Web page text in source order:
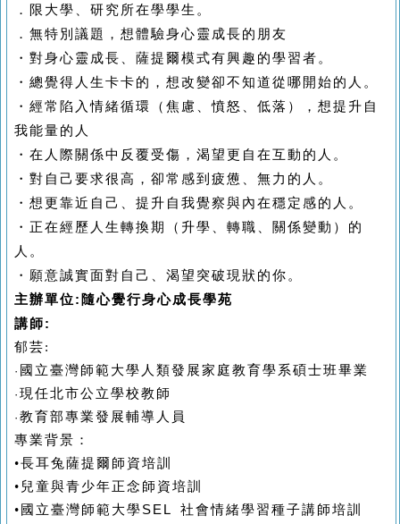
．限大學、研究所在學學生。
．無特別議題，想體驗身心靈成長的朋友
・對身心靈成長、薩提爾模式有興趣的學習者。
・總覺得人生卡卡的，想改變卻不知道從哪開始的人。
・經常陷入情緒循環（焦慮、憤怒、低落），想提升自
我能量的人
・在人際關係中反覆受傷，渴望更自在互動的人。
・對自己要求很高，卻常感到疲憊、無力的人。
・想更靠近自己、提升自我覺察與內在穩定感的人。
・正在經歷人生轉換期（升學、轉職、關係變動）的
人。
・願意誠實面對自己、渴望突破現狀的你。
主辦單位:隨心覺行身心成長學苑
講師:
郁芸:
· 國立臺灣師範大學人類發展家庭教育學系碩士班畢業
· 現任北市公立學校教師
· 教育部專業發展輔導人員
專業背景：
•長耳兔薩提爾師資培訓
• 兒童與青少年正念師資培訓
• 國立臺灣師範大學SEL 社會情緒學習種子講師培訓